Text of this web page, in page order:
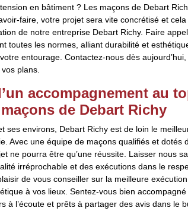
en bâtiment ? Les maçons de Debart
faire, votre projet sera vite concrétisé et
de notre entreprise Debart Richy. Faire appel
toutes les normes, alliant durabilité et
entourage. Contactez-nous dès
plans.
accompagnement au
de Debart Richy
ses environs, Debart Richy est de loin le
Avec une équipe de maçons qualifiés et dotés
ne pourra être qu’une réussite. Laisser nous
irréprochable et des exécutions dans le
de vous conseiller sur la meilleure
à vos lieux. Sentez-vous bien
à l’écoute et prêts à partager des avis dans le